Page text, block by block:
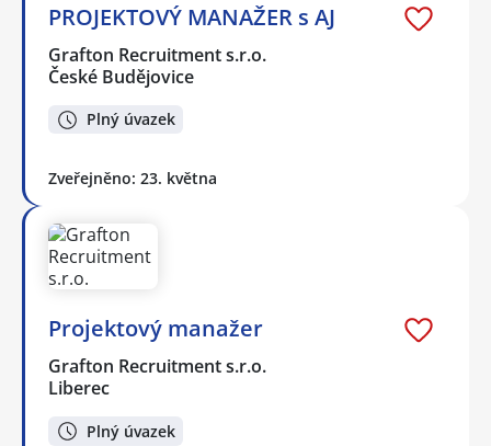
PROJEKTOVÝ MANAŽER s AJ
Grafton Recruitment s.r.o.
České Budějovice
Plný úvazek
Zveřejněno: 23. května
Projektový manažer
Grafton Recruitment s.r.o.
Liberec
Plný úvazek